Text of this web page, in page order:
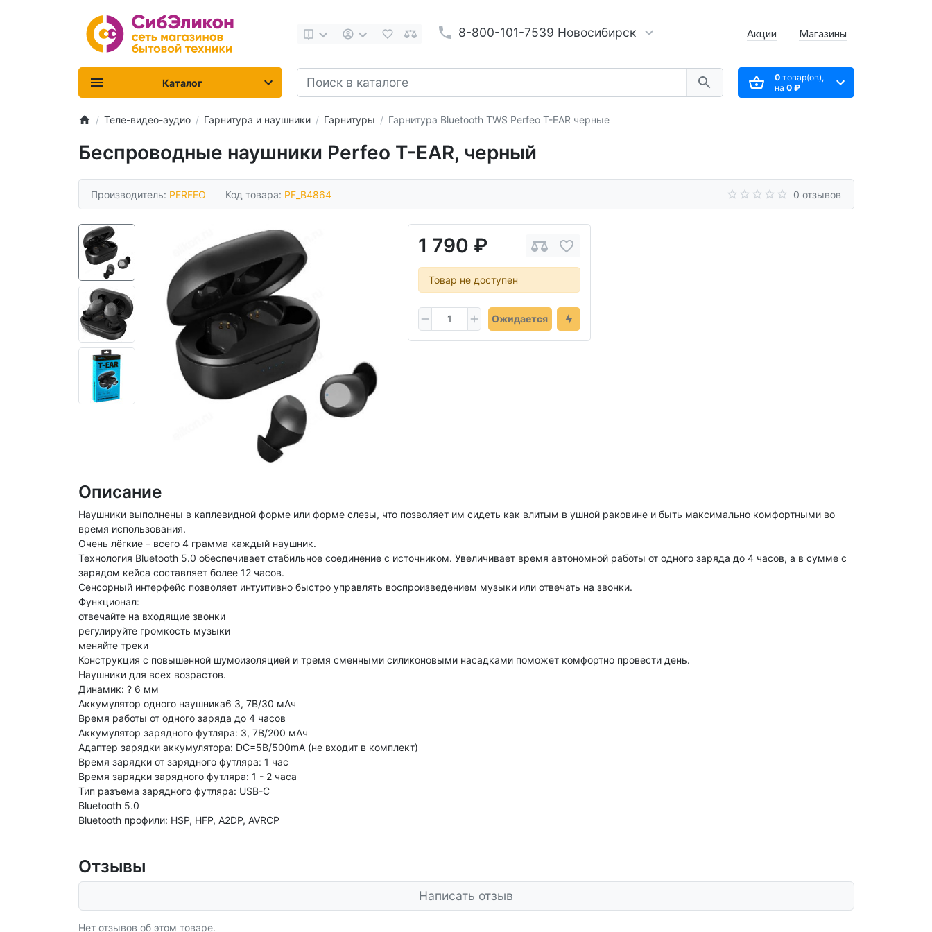
8-800-101-7539 Новосибирск Акции Магазины
0товар(ов),
на 0 ₽
Каталог
Теле-видео-аудио Гарнитура и наушники Гарнитуры Гарнитура Bluetooth TWS Perfeo T-EAR черные
Беспроводные наушники Perfeo T-EAR, черный
Производитель: PERFEO Код товара: PF_B4864 0 отзывов
1 790 ₽
Товар не доступен
Ожидается
Описание
Наушники выполнены в каплевидной форме или форме слезы, что позволяет им сидеть как влитым в ушной раковине и быть максимально комфортными во
время использования.
Очень лёгкие – всего 4 грамма каждый наушник.
Технология Bluetooth 5.0 обеспечивает стабильное соединение с источником. Увеличивает время автономной работы от одного заряда до 4 часов, а в сумме с
зарядом кейса составляет более 12 часов.
Сенсорный интерфейс позволяет интуитивно быстро управлять воспроизведением музыки или отвечать на звонки.
Функционал:
отвечайте на входящие звонки
регулируйте громкость музыки
меняйте треки
Конструкция с повышенной шумоизоляцией и тремя сменными силиконовыми насадками поможет комфортно провести день.
Наушники для всех возрастов.
Динамик: ? 6 мм
Аккумулятор одного наушника6 3, 7В/30 мАч
Время работы от одного заряда до 4 часов
Аккумулятор зарядного футляра: 3, 7В/200 мАч
Адаптер зарядки аккумулятора: DC=5В/500mА (не входит в комплект)
Время зарядки от зарядного футляра: 1 час
Время зарядки зарядного футляра: 1 - 2 часа
Тип разъема зарядного футляра: USB-C
Bluetooth 5.0
Bluetooth профили: HSP, HFP, A2DP, AVRCP
Отзывы
Написать отзыв
Нет отзывов об этом товаре.